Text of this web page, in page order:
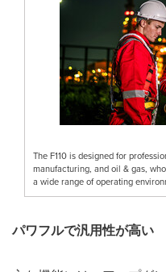
The F110 is designed for
manufacturing, and oil & gas,
a wide range of operating
パワフルで汎用性が高い